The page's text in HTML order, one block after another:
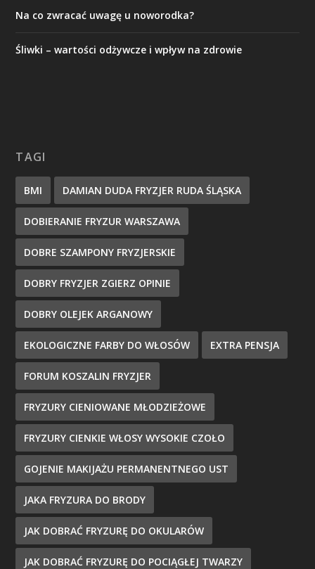
Na co zwracać uwagę u noworodka?
Śliwki – wartości odżywcze i wpływ na zdrowie
TAGI
BMI DAMIAN DUDA FRYZJER RUDA ŚLĄSKA
DOBIERANIE FRYZUR WARSZAWA
DOBRE SZAMPONY FRYZJERSKIE
DOBRY FRYZJER ZGIERZ OPINIE
DOBRY OLEJEK ARGANOWY
EKOLOGICZNE FARBY DO WŁOSÓW EXTRA PENSJA
FORUM KOSZALIN FRYZJER
FRYZURY CIENIOWANE MŁODZIEŻOWE
FRYZURY CIENKIE WŁOSY WYSOKIE CZOŁO
GOJENIE MAKIJAŻU PERMANENTNEGO UST
JAKA FRYZURA DO BRODY
JAK DOBRAĆ FRYZURĘ DO OKULARÓW
JAK DOBRAĆ FRYZURĘ DO POCIĄGŁEJ TWARZY